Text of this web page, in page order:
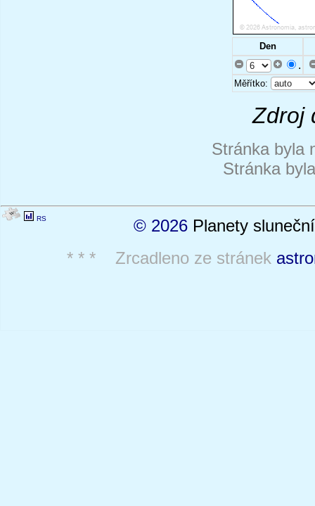
Den
.
Měřítko:
Zdroj
Stránka byla
Stránka
RS © 2026 Planety
* * * Zrcadleno ze stránek